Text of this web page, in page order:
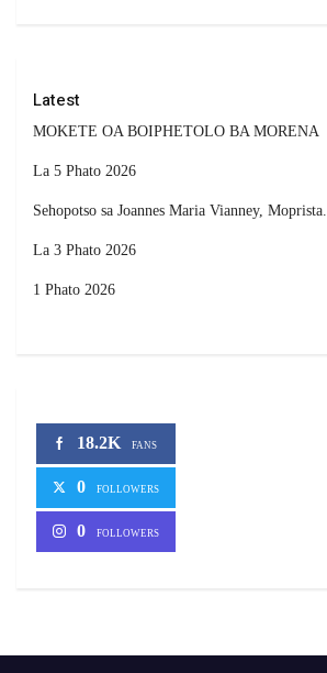
Latest
MOKETE OA BOIPHETOLO BA MORENA
La 5 Phato 2026
Sehopotso sa Joannes Maria Vianney, Moprista.
La 3 Phato 2026
1 Phato 2026
18.2K FANS
0 FOLLOWERS
0 FOLLOWERS